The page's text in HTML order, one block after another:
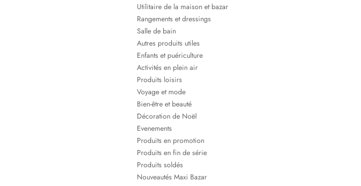
Utilitaire de la maison et bazar
Rangements et dressings
Salle de bain
Autres produits utiles
Enfants et puériculture
Activités en plein air
Produits loisirs
Voyage et mode
Bien-être et beauté
Décoration de Noël
Evenements
Produits en promotion
Produits en fin de série
Produits soldés
Nouveautés Maxi Bazar